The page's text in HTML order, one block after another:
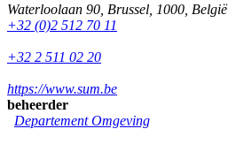
Waterloolaan 90 Brussel 1000 België
+32 (0)2 512 70 11
+32 2 511 02 20
https://www.sum.be
beheerder
Departement Omgeving